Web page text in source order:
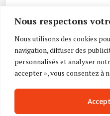
Nous respectons
Nous utilisons des cookies
navigation, diffuser des
personnalisés et analyser
accepter », vous consentez à
Mot de passe oublié ?
Vous n’avez pas de